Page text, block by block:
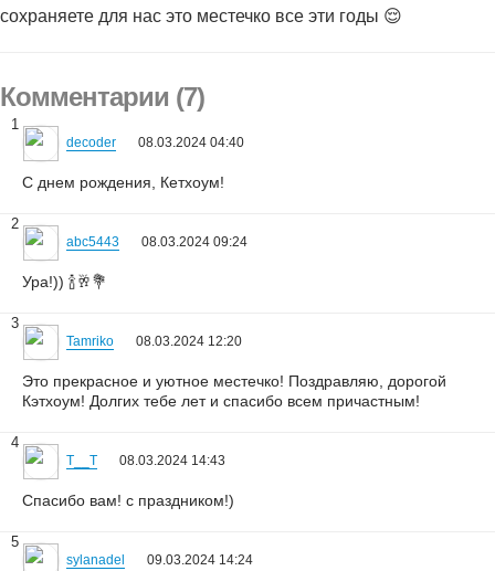
сохраняете для нас это местечко все эти годы 😌
Комментарии (7)
1
decoder 08.03.2024 04:40
С днем рождения, Кетхоум!
2
abc5443 08.03.2024 09:24
Ура!)) 🍾🥂💐
3
Tamriko 08.03.2024 12:20
Это прекрасное и уютное местечко! Поздравляю, дорогой
Кэтхоум! Долгих тебе лет и спасибо всем причастным!
4
T__T 08.03.2024 14:43
Спасибо вам! с праздником!)
5
sylanadel 09.03.2024 14:24